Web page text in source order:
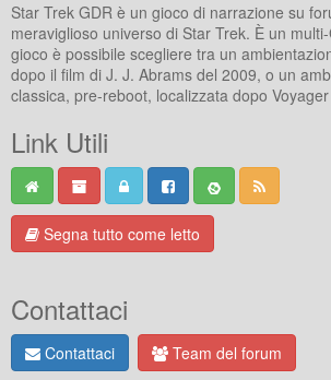
Star Trek GDR è un gioco di narrazione su
meraviglioso universo di Star Trek. È un
gioco è possibile scegliere tra un
dopo il film di J. J. Abrams del 2009, o un
classica, pre-reboot, localizzata dopo
Link Utili
Segna tutto come letto
Contattaci
Contattaci Team del forum